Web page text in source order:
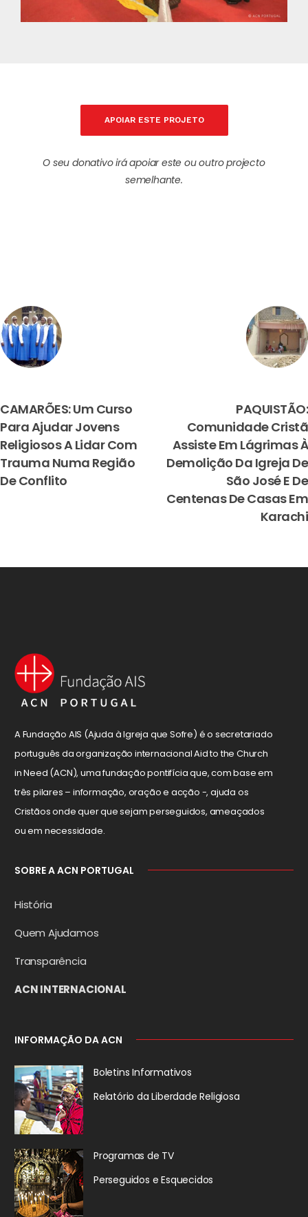
APOIAR ESTE PROJETO
O seu donativo irá apoiar este ou outro projecto
semelhante.
CAMARÕES: Um Curso
Para Ajudar Jovens
Religiosos A Lidar Com
Trauma Numa Região
De Conflito
PAQUISTÃO:
Comunidade Cristã
Assiste Em Lágrimas À
Demolição Da Igreja De
São José E De
Centenas De Casas Em
Karachi
A Fundação AIS (Ajuda à Igreja que Sofre) é o secretariado
português da organização internacional Aid to the Church
in Need (ACN), uma fundação pontifícia que, com base em
três pilares – informação, oração e acção -, ajuda os
Cristãos onde quer que sejam perseguidos, ameaçados
ou em necessidade.
SOBRE A ACN PORTUGAL
História
Quem Ajudamos
Transparência
ACN INTERNACIONAL
INFORMAÇÃO DA ACN
Boletins Informativos
Relatório da Liberdade Religiosa
Programas de TV
Perseguidos e Esquecidos